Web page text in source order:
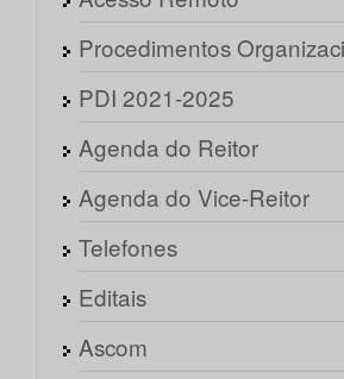
Procedimentos
PDI 2021-2025
Agenda do Reitor
Agenda do Vice-Reitor
Telefones
Editais
Ascom